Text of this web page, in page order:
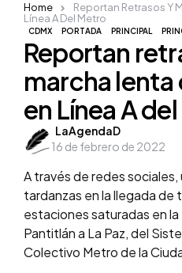
CDMX PORTADA PRINCIPAL
Reportan
marcha lenta
en Línea A
Posted
by
LaAgendaD
16 de febrero de 2022
Home
Reportan Retrasos Y
Línea A Del Metro
A través de redes
tardanzas en la llegada de
estaciones saturadas en la
Pantitlán a La Paz, del
Colectivo Metro de la